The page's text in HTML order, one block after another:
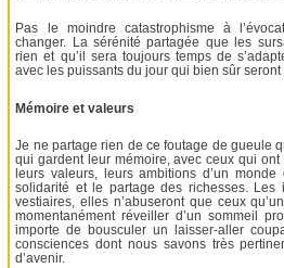
Pas le moindre catastrophisme à
changer. La sérénité partagée que les
rien et qu’il sera toujours temps de
avec les puissants du jour qui bien sûr
Mémoire et valeurs
Je ne partage rien de ce foutage de gueule
qui gardent leur mémoire, avec ceux qui
leurs valeurs, leurs ambitions d’un
solidarité et le partage des richesses. Les
vestiaires, elles n’abuseront que ceux
momentanément réveiller d’un sommeil
importe de bousculer un laisser-aller
consciences dont nous savons très
d’avenir.